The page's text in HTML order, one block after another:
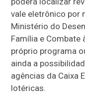
vale eletrônico por
Ministério do
Família e Combate
próprio programa
ainda a
agências da Caixa
lotéricas.